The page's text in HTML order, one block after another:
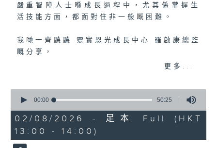
嚴重智障人士喺成長過程中，尤其係掌握生
活技能方面，都面對住非一般嘅困難。
我哋一齊聽聽 靈實恩光成長中心 羅啟康總監
嘅分享，
佢哋點樣為每位學員度身訂做個別學習計
有需要嘅嚴重智障人士「無障礙的愛」呢？
更多...
seconds
50
minutes,
25
seconds
00:00 50:25
02/08/2026 - 足本 Full (HKT
13:00 - 14:00)